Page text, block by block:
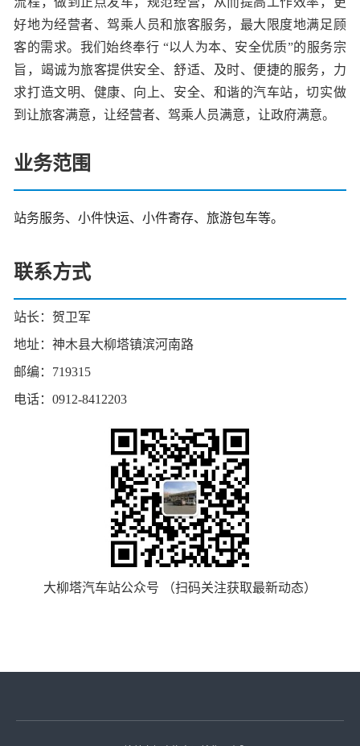
好地为经营者、驾乘人员和旅客服务，最大限度地满足顾
客的需求。我们始终奉行 “以人为本、安全优质”的服务宗
旨，竭诚为旅客提供安全、舒适、及时、便捷的服务，力
求打造文明、健康、向上、安全、和谐的汽车站，切实做
到让旅客满意，让经营者、驾乘人员满意，让政府满意。
业务范围
站务服务、小件快运、小件寄存、旅游包车等。
联系方式
站长：贺卫军
地址：神木县大柳塔镇滨河南路
邮编：719315
电话：0912-8412203
大柳塔汽车站公众号 （扫码关注获取最新动态）